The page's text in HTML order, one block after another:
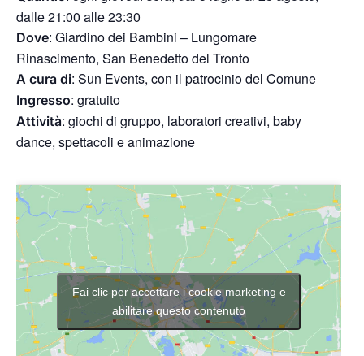
dalle 21:00 alle 23:30
Dove: Giardino dei Bambini – Lungomare
Rinascimento, San Benedetto del Tronto
A cura di: Sun Events, con il patrocinio del Comune
Ingresso: gratuito
Attività: giochi di gruppo, laboratori creativi, baby
dance, spettacoli e animazione
Fai clic per accettare i cookie marketing e
abilitare questo contenuto